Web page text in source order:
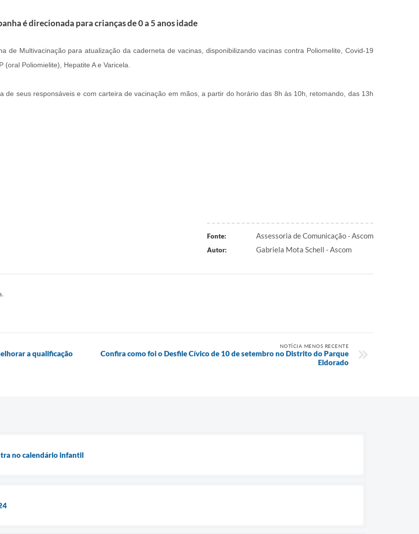
é direcionada para crianças de 0 a 5 anos idade
de Multivacinação para atualização da caderneta de vacinas, disponibilizando vacinas contra Poliomelite, Covid-19
Poliomielite), Hepatite A e Varicela.
de seus responsáveis e com carteira de vacinação em mãos, a partir do horário das 8h às 10h, retomando, das 13h
Fonte: Assessoria de Comunicação - Ascom
Autor: Gabriela Mota Schell - Ascom
a qualificação
NOTÍCIA MENOS RECENTE
Confira como foi o Desfile Cívico de 10 de setembro no Distrito do Parque
Eldorado
no calendário infantil